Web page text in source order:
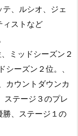
テ、ルシオ、ジェ
ィストなど
ミッドシーズン２
ーズン２位。、
カウントダウンカ
ステージ３のプレ
勝、ステージ１の